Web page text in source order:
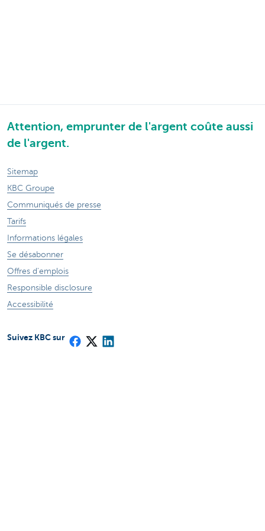
Attention, emprunter de l'argent coûte aussi
de l'argent.
Sitemap
KBC Groupe
Communiqués de presse
Tarifs
Informations légales
Se désabonner
Offres d'emplois
Responsible disclosure
Accessibilité
Suivez KBC sur